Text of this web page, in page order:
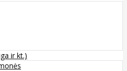
ir kt.)